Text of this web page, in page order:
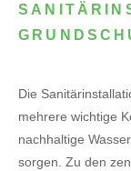
Die
mehrere wichtige
nachhaltige
sorgen. Zu den